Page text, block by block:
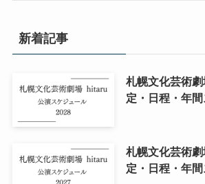
新着記事
札幌文化芸術
定・日程・年
札幌文化芸術
定・日程・年